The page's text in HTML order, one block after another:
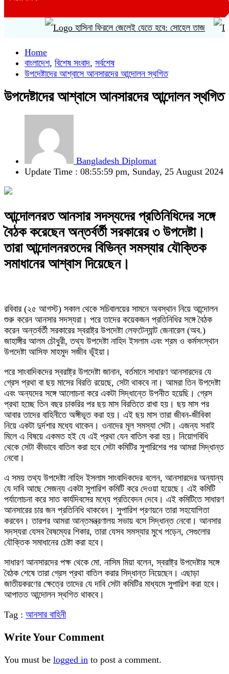
হাসিনা ফিরলে জেলেই যেতে হবে: সোহেল তাজ
Home
বাংলাদেশ, বিশেষ সংবাদ, সর্বশেষ
উপদেষ্টাদের আশ্বাসে আনসারদের আন্দোলন স্থগিত
উপদেষ্টাদের আশ্বাসে আনসারদের আন্দোলন স্থগিত
Bangladesh Diplomat
Update Time : 08:55:59 pm, Sunday, 25 August 2024
আন্দোলনরত আনসার সদস্যদের প্রতিনিধিদের সঙ্গে
বৈঠক করেছেন অন্তর্বর্তী সরকারের ৩ উপদেষ্টা।
তারা আন্দোলনরতদের বিভিন্ন সমস্যার যৌক্তিক
সমাধানের আশ্বাস দিয়েছেন।
রবিবার (২৫ আগস্ট) সকাল থেকে সচিবালয়ের সামনে অবস্থান নিয়ে আন্দোলন
শুরু করেন আনসার সদস্যরা। পরে তাদের কয়েকজন প্রতিনিধির সঙ্গে বৈঠক
করেন অন্তর্বর্তী সরকারের স্বরাষ্ট্র উপদেষ্টা লেফটেন্যান্ট জেনারেল (অব.)
জাহাঙ্গীর আলম চৌধুরী, তথ্য উপদেষ্টা নাহিদ ইসলাম এবং শ্রম ও কর্মসংস্থান
উপদেষ্টা আসিফ মাহমুদ সজীব ভূঁইয়া।
পরে সাংবাদিকদের স্বরাষ্ট্র উপদেষ্টা জানান, বর্তমানে সাধারণ আনসারদের যে
গ্রেস প্রথা বা ছয় মাসের বিরতি রয়েছে, সেটা থাকবে না। আমরা তিন উপদেষ্টা
এবং অন্যদের সঙ্গে আলোচনা করে একটা সিদ্ধান্তে উপনীত হয়েছি। গ্রেস
প্রথা হচ্ছে তিন বছর চাকরির পর ছয় মাস বিরতিতে রাখা হয়। ছয় মাস পর
আবার তাদের বাহিনীতে অঙ্গীভূত করা হয়। এই ছয় মাস তারা জীবন-জীবিকা
নিয়ে একটা দুর্দশার মধ্যে থাকেন। ওনাদের মূল সমস্যা সেটা। এজন্য সবাই
মিলে এ বিষয়ে একমত হই যে এই প্রথা যেন বাতিল করা হয়। নিয়োগবিধি
থেকে সেটা কীভাবে বাতিল করা হবে সেটা কমিটির সুপারিশের পর আমরা সিদ্ধান্ত
নেবো।
এ সময় তথ্য উপদেষ্টা নাহিদ ইসলাম সাংবাদিকদের বলেন, আনসারদের অন্যান্য
যে দাবি আছে সেজন্য একটা সুপারিশ কমিটি করে দেওয়া হয়েছে। এই কমিটি
পর্যালোচনা করে সাত কার্যদিবসের মধ্যে প্রতিবেদন দেবে। এই কমিটিতে সাধারণ
আনসারের চার জন প্রতিনিধি থাকবেন। সুপারিশ প্রণয়নে তারা সহযোগিতা
করবেন। তারপর আমরা আন্তমন্ত্রণালয় সভায় বসে সিদ্ধান্ত নেবো। আনসার
সদস্যরা যেসব বৈষম্যের শিকার, তারা যেসব সমস্যার মুখে পড়েন, সেগুলোর
যৌক্তিক সমাধানের চেষ্টা করা হবে।
সাধারণ আনসারদের পক্ষ থেকে মো. নাসিম মিয়া বলেন, স্বরাষ্ট্র উপদেষ্টার সঙ্গে
বৈঠক শেষে তারা গ্রেস প্রথা বাতিল করার সিদ্ধান্ত নিয়েছেন। এছাড়া
জাতীয়করণের ক্ষেত্রে তাদের যে দাবি সেটা কমিটির মাধ্যমে সুপারিশ করা হবে।
আপাতত আন্দোলন স্থগিত থাকবে।
Tag : আনসার বাহিনী
Write Your Comment
You must be logged in to post a comment.